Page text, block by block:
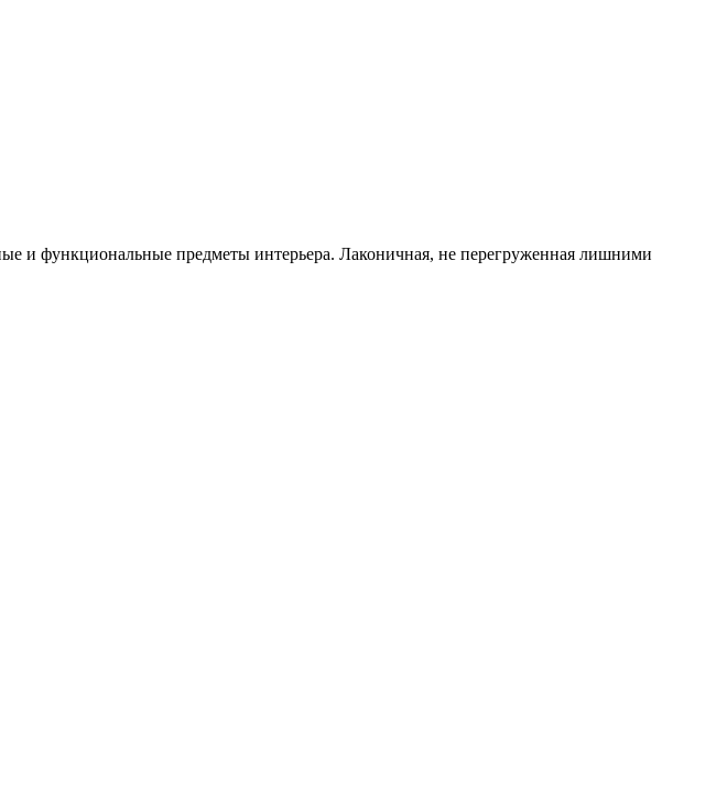
и функциональные предметы интерьера. Лаконичная, не перегруженная лишними